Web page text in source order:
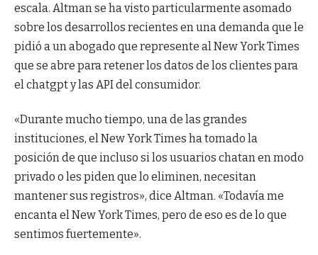
escala. Altman se ha visto particularmente asomado
sobre los desarrollos recientes en una demanda que le
pidió a un abogado que represente al New York Times
que se abre para retener los datos de los clientes para
el chatgpt y las API del consumidor.
«Durante mucho tiempo, una de las grandes
instituciones, el New York Times ha tomado la
posición de que incluso si los usuarios chatan en modo
privado o les piden que lo eliminen, necesitan
mantener sus registros», dice Altman. «Todavía me
encanta el New York Times, pero de eso es de lo que
sentimos fuertemente».